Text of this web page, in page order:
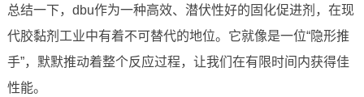
总结一下，dbu作为一种高效、潜伏性好的固化促进剂，在现
代胶黏剂工业中有着不可替代的地位。它就像是一位“隐形推
手”，默默推动着整个反应过程，让我们在有限时间内获得佳
性能。